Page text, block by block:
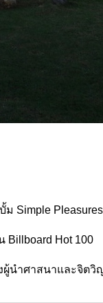
ม Simple
Billboard Hot 100
ผู้นำศาสนาและจิต